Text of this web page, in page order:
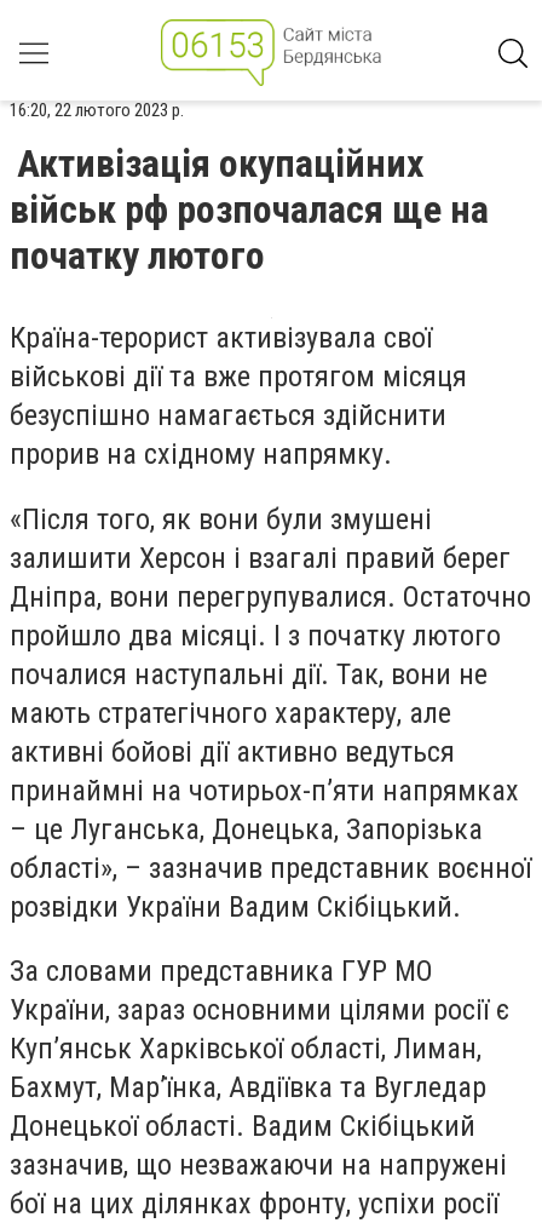
16:20, 22 лютого 2023 р.
Активізація окупаційних
військ рф розпочалася ще на
початку лютого
Країна-терорист активізувала свої
військові дії та вже протягом місяця
безуспішно намагається здійснити
прорив на східному напрямку.
«Після того, як вони були змушені
залишити Херсон і взагалі правий берег
Дніпра, вони перегрупувалися. Остаточно
пройшло два місяці. І з початку лютого
почалися наступальні дії. Так, вони не
мають стратегічного характеру, але
активні бойові дії активно ведуться
принаймні на чотирьох-п’яти напрямках
– це Луганська, Донецька, Запорізька
області», – зазначив представник воєнної
розвідки України Вадим Скібіцький.
За словами представника ГУР МО
України, зараз основними цілями росії є
Куп’янськ Харківської області, Лиман,
Бахмут, Мар’їнка, Авдіївка та Вугледар
Донецької області. Вадим Скібіцький
зазначив, що незважаючи на напружені
бої на цих ділянках фронту, успіхи росії